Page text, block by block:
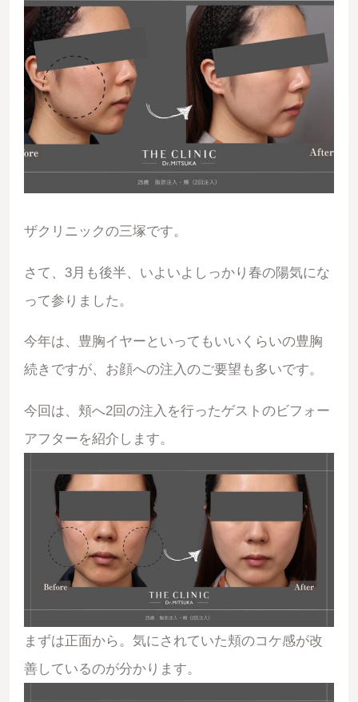
ザクリニックの三塚です。
さて、3月も後半、いよいよしっかり春の陽気にな
って参りました。
今年は、豊胸イヤーといってもいいくらいの豊胸
続きですが、お顔への注入のご要望も多いです。
今回は、頬へ2回の注入を行ったゲストのビフォー
アフターを紹介します。
まずは正面から。気にされていた頬のコケ感が改
善しているのが分かります。